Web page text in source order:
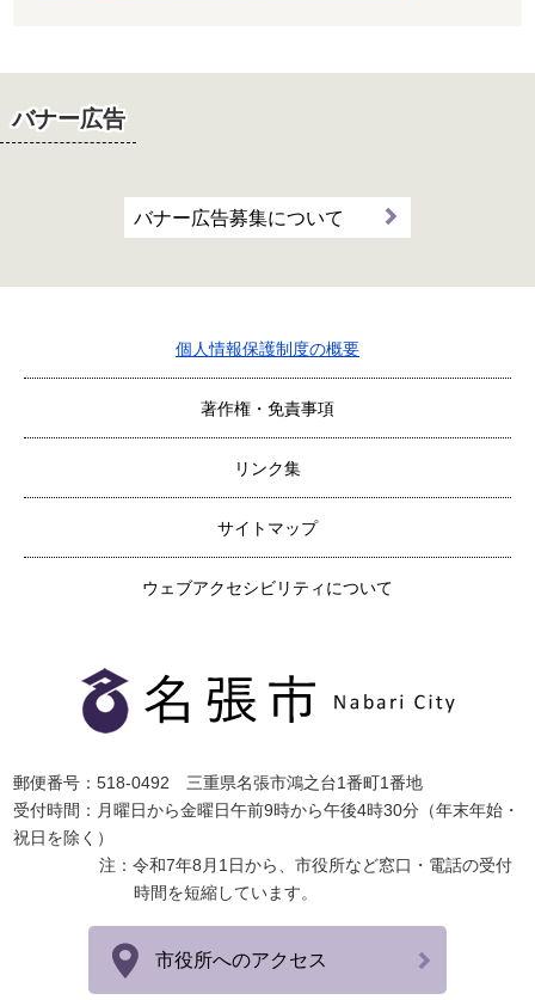
バナー広告
バナー広告募集について
個人情報保護制度の概要
著作権・免責事項
リンク集
サイトマップ
ウェブアクセシビリティについて
郵便番号：518-0492 三重県名張市鴻之台1番町1番地
受付時間：月曜日から金曜日午前9時から午後4時30分（年末年始・
祝日を除く）
注：令和7年8月1日から、市役所など窓口・電話の受付
時間を短縮しています。
市役所へのアクセス